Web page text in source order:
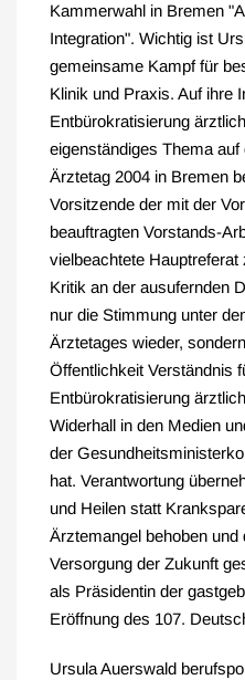
Kammerwahl in Bremen
Integration". Wichtig ist
gemeinsame Kampf für
Klinik und Praxis. Auf ihre
Entbürokratisierung
eigenständiges Thema
Ärztetag 2004 in Bremen
Vorsitzende der mit der
beauftragten Vorstands-
vielbeachtete
Kritik an der ausufernden
nur die Stimmung unter
Ärztetages wieder,
Öffentlichkeit Verständnis
Entbürokratisierung
Widerhall in den Medien
der
hat. Verantwortung
und Heilen statt
Ärztemangel behoben und
Versorgung der Zukunft
als Präsidentin der
Eröffnung des 107.
Ursula Auerswald